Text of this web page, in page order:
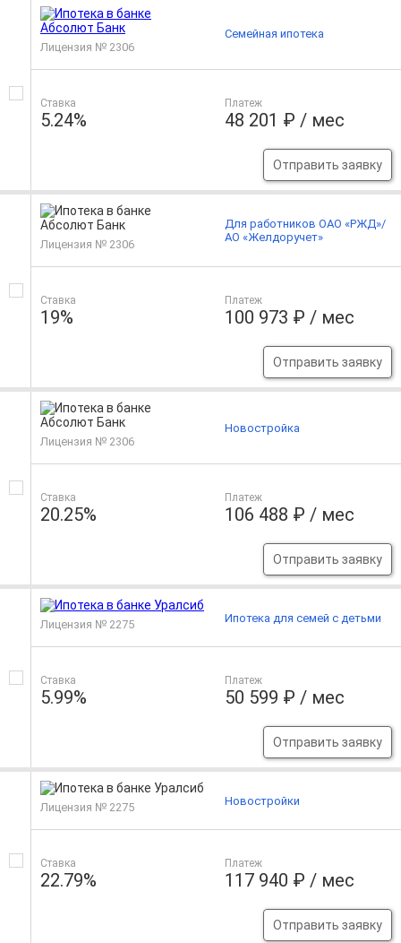
Лицензия № 2306
Ставка
5.24%
Платеж
48 201 ₽ / мес
Отправить заявку
Семейная ипотека
Лицензия № 2306
Ставка
19%
Платеж
100 973 ₽ / мес
Отправить заявку
Для работников ОАО «РЖД»/
АО «Желдоручет»
Лицензия № 2306
Ставка
20.25%
Платеж
106 488 ₽ / мес
Отправить заявку
Новостройка
Лицензия № 2275
Ставка
5.99%
Платеж
50 599 ₽ / мес
Отправить заявку
Ипотека для семей с детьми
Лицензия № 2275
Ставка
22.79%
Платеж
117 940 ₽ / мес
Отправить заявку
Новостройки